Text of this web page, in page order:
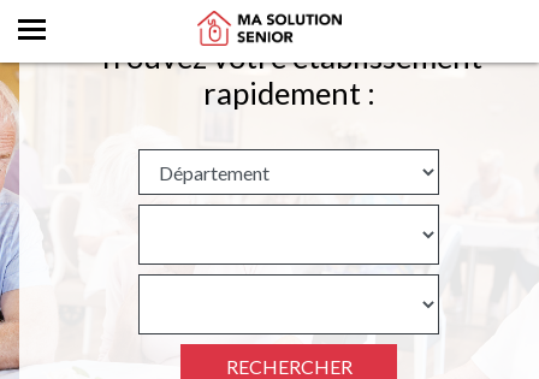
Trouvez votre établissement
rapidement :
RECHERCHER